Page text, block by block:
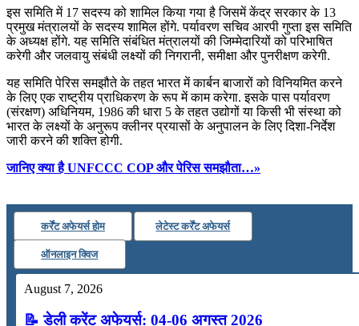
📝 डेली करेंट अफेयर्स: 19-21 जुलाई 2026
July 19, 2026
📝 डेली करेंट अफेयर्स: 16-18 जुलाई 2026
इस समिति में 17 सदस्य को शामिल किया गया है जिसमें केंद्र सरकार के 13
प्रमुख मंत्रालयों के सदस्य शामिल होंगे. पर्यावरण सचिव आरपी गुप्ता इस समिति
के अध्यक्ष होंगे. यह समिति संबंधित मंत्रालयों की जिम्मेदारियों को परिभाषित
करेगी और जलवायु संबंधी लक्ष्यों की निगरानी, ​​समीक्षा और पुनरीक्षण करेगी.
यह समिति पेरिस समझौते के तहत भारत में कार्बन बाजारों को विनियमित करने
के लिए एक राष्ट्रीय प्राधिकरण के रूप में काम करेगा. इसके पास पर्यावरण
(संरक्षण) अधिनियम, 1986 की धारा 5 के तहत उद्योगों या किसी भी संस्था को
भारत के लक्ष्यों के अनुरूप क्लीनर प्रयासों के अनुपालन के लिए दिशा-निर्देश
जारी करने की शक्ति होगी.
जानिए क्या है UNFCCC COP और पेरिस समझौता…»
कर्रेंट अफेयर्स होम लेटेस्ट कर्रेंट अफेयर्स
ऑनलाइन क्विज
August 7, 2026
📝 डेली करेंट अफेयर्स: 04-06 अगस्त 2026